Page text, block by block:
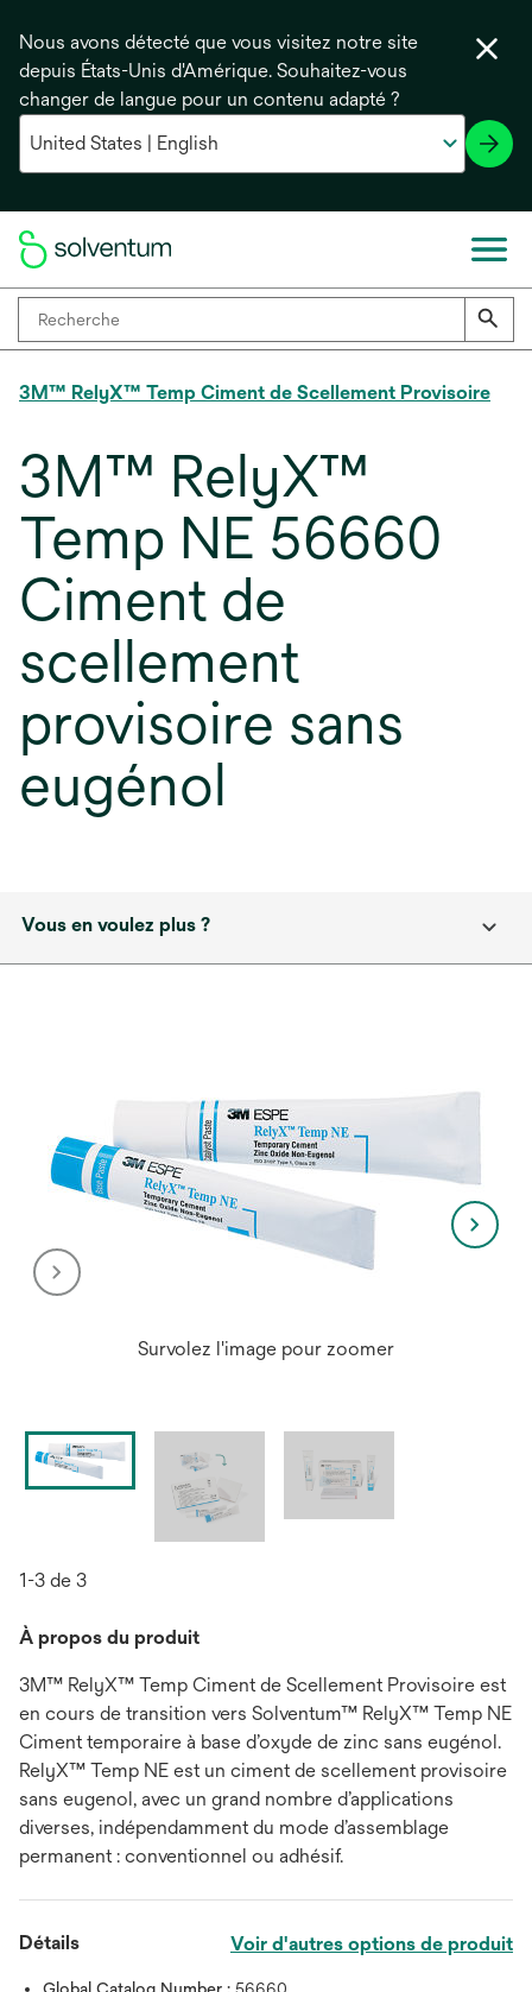
Nous avons détecté que vous visitez notre site
depuis États-Unis d'Amérique. Souhaitez-vous
changer de langue pour un contenu adapté ?
3M™ RelyX™ Temp Ciment de Scellement Provisoire
3M™ RelyX™
Temp NE 56660
Ciment de
scellement
provisoire sans
eugénol
Vous en voulez plus ?
Survolez l'image pour zoomer
1-3 de 3
À propos du produit
3M™ RelyX™ Temp Ciment de Scellement Provisoire est
en cours de transition vers Solventum™ RelyX™ Temp NE
Ciment temporaire à base d’oxyde de zinc sans eugénol.
RelyX™ Temp NE est un ciment de scellement provisoire
sans eugenol, avec un grand nombre d’applications
diverses, indépendamment du mode d’assemblage
permanent : conventionnel ou adhésif.
Détails Voir d'autres options de produit